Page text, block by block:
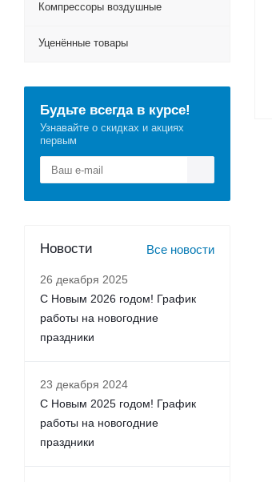
Компрессоры воздушные
Уценённые товары
Будьте всегда в курсе!
Узнавайте о скидках и акциях
первым
Новости Все новости
26 декабря 2025
С Новым 2026 годом! График
работы на новогодние
праздники
23 декабря 2024
С Новым 2025 годом! График
работы на новогодние
праздники